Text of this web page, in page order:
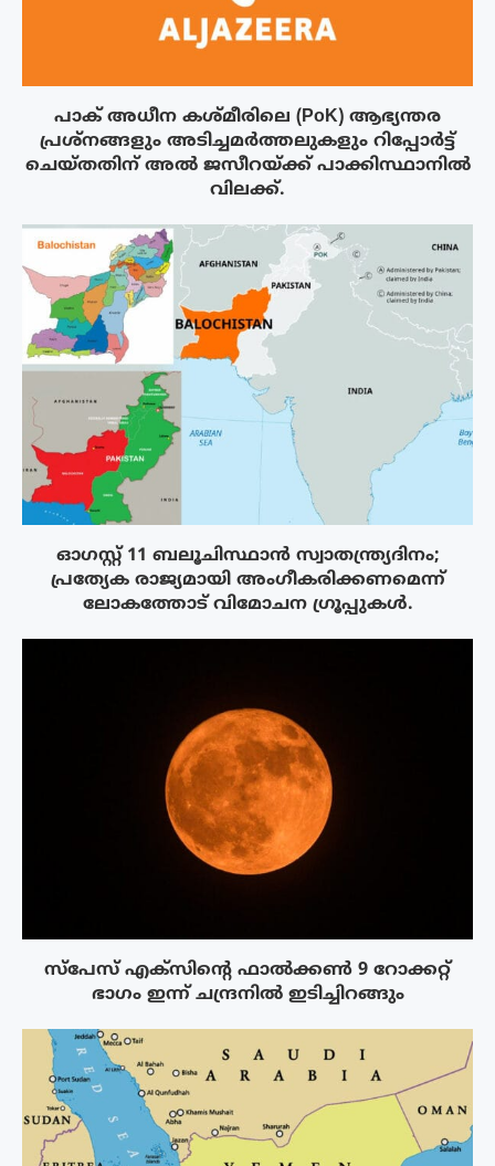
പാക് അധീന കശ്മീരിലെ (PoK) ആഭ്യന്തര
പ്രശ്നങ്ങളും അടിച്ചമർത്തലുകളും റിപ്പോർട്ട്
ചെയ്തതിന് അൽ ജസീറയ്‌ക്ക് പാക്കിസ്ഥാനിൽ
വിലക്ക്.
ഓഗസ്റ്റ് 11 ബലൂചിസ്ഥാൻ സ്വാതന്ത്ര്യദിനം;
പ്രത്യേക രാജ്യമായി അംഗീകരിക്കണമെന്ന്
ലോകത്തോട് വിമോചന ഗ്രൂപ്പുകൾ.
സ്‌പേസ് എക്‌സിൻ്റെ ഫാൽക്കൺ 9 റോക്കറ്റ്
ഭാഗം ഇന്ന് ചന്ദ്രനിൽ ഇടിച്ചിറങ്ങും